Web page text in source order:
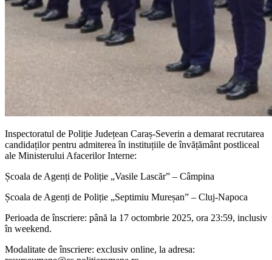
Inspectoratul de Poliție Județean Caraș-Severin a demarat recrutarea
candidaților pentru admiterea în instituțiile de învățământ postliceal
ale Ministerului Afacerilor Interne:
Școala de Agenți de Poliție „Vasile Lascăr” – Câmpina
Școala de Agenți de Poliție „Septimiu Mureșan” – Cluj-Napoca
Perioada de înscriere: până la 17 octombrie 2025, ora 23:59, inclusiv
în weekend.
Modalitate de înscriere: exclusiv online, la adresa: